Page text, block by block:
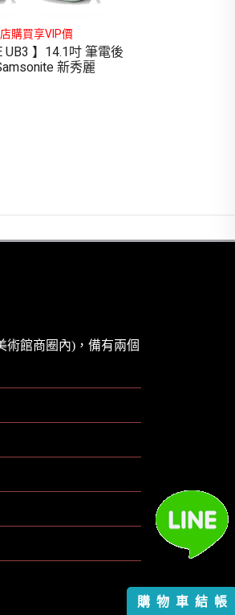
購買享VIP價
UB3 】14.1吋 筆電後
新秀麗
術館商圈內)，備有兩個